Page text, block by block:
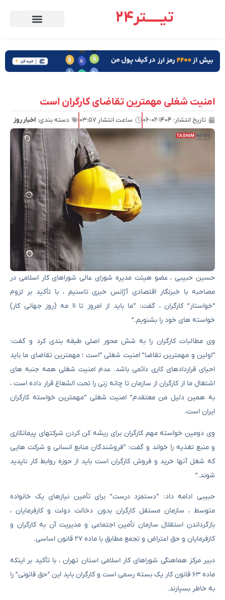
تیـــــتر24
امنیت شغلی مهمترین تقاضای کارگران است
تاریخ انتشار: ۱۴۰۴-۰۲-۰۶ ساعت انتشار ۰۳:۵۷ دسته بندی: اخبار روز
حسین حبیبی ، عضو هیئت مدیره شورای عالی شوراهای کار اسلامی در
مصاحبه با خبرنگار اقتصادی آژانس خبری تاسنیم ، با تأکید بر لزوم
“خواستار” کارگران ، گفت: “ما باید از امروز تا ۱۱ مه (روز جهانی کار)
خواسته های خود را بشنویم.”
وی مطالبات کارگران را به شش محور اصلی طبقه بندی کرد و گفت:
“اولین و مهمترین تقاضا” امنیت شغلی “است ؛ مهمترین تقاضای ما باید
احیای قراردادهای کاری دائمی باشد. عدم امنیت شغلی همه جنبه های
اشتغال ما از کارگران از سازمان تا چانه زنی را تحت الشعاع قرار داده است ،
به همین دلیل من معتقدم” امنیت شغلی “مهمترین خواسته کارگران
ایران است.
وی دومین خواسته مهم کارگران برای ریشه کن کردن شرکتهای پیمانکاری
و منبع تغذیه را خواند و گفت: “فروشندگان منابع انسانی و شرکت هایی
که شغل آنها خرید و فروش کارگران است باید از حوزه روابط کار ناپدید
شوند.”
حبیبی ادامه داد: “دستمزد درست” برای تأمین نیازهای یک خانواده
متوسط ​​، سازمان مستقل کارگران بدون دخالت دولت و کارفرمایان ،
بازگرداندن استقلال سازمان تأمین اجتماعی و مدیریت آن به کارگران و
کارفرمایان و حق اعتراض و تجمع مطابق با ماده ۲۷ قانون اساسی.
دبیر مرکز هماهنگی شوراهای کار اسلامی استان تهران ، با تأکید بر اینکه
ماده ۶۳ قانون کار یک بسته رسمی است و کارگران باید این “حق قانونی” را
به خاطر بسپارند.